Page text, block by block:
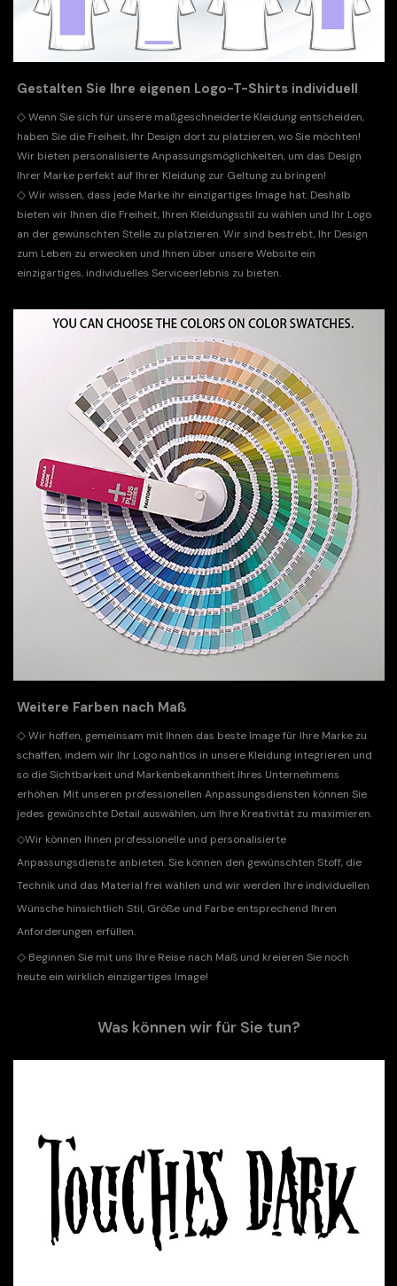
Gestalten Sie Ihre eigenen Logo-T-Shirts individuell
◇ Wenn Sie sich für unsere maßgeschneiderte Kleidung entscheiden,
haben Sie die Freiheit, Ihr Design dort zu platzieren, wo Sie möchten!
Wir bieten personalisierte Anpassungsmöglichkeiten, um das Design
Ihrer Marke perfekt auf Ihrer Kleidung zur Geltung zu bringen!
◇ Wir wissen, dass jede Marke ihr einzigartiges Image hat. Deshalb
bieten wir Ihnen die Freiheit, Ihren Kleidungsstil zu wählen und Ihr Logo
an der gewünschten Stelle zu platzieren. Wir sind bestrebt, Ihr Design
zum Leben zu erwecken und Ihnen über unsere Website ein
einzigartiges, individuelles Serviceerlebnis zu bieten.
Weitere Farben nach Maß
◇ Wir hoffen, gemeinsam mit Ihnen das beste Image für Ihre Marke zu
schaffen, indem wir Ihr Logo nahtlos in unsere Kleidung integrieren und
so die Sichtbarkeit und Markenbekanntheit Ihres Unternehmens
erhöhen. Mit unseren professionellen Anpassungsdiensten können Sie
jedes gewünschte Detail auswählen, um Ihre Kreativität zu maximieren.
◇Wir können Ihnen professionelle und personalisierte
Anpassungsdienste anbieten. Sie können den gewünschten Stoff, die
Technik und das Material frei wählen und wir werden Ihre individuellen
Wünsche hinsichtlich Stil, Größe und Farbe entsprechend Ihren
Anforderungen erfüllen.
◇ Beginnen Sie mit uns Ihre Reise nach Maß und kreieren Sie noch
heute ein wirklich einzigartiges Image!
Was können wir für Sie tun?